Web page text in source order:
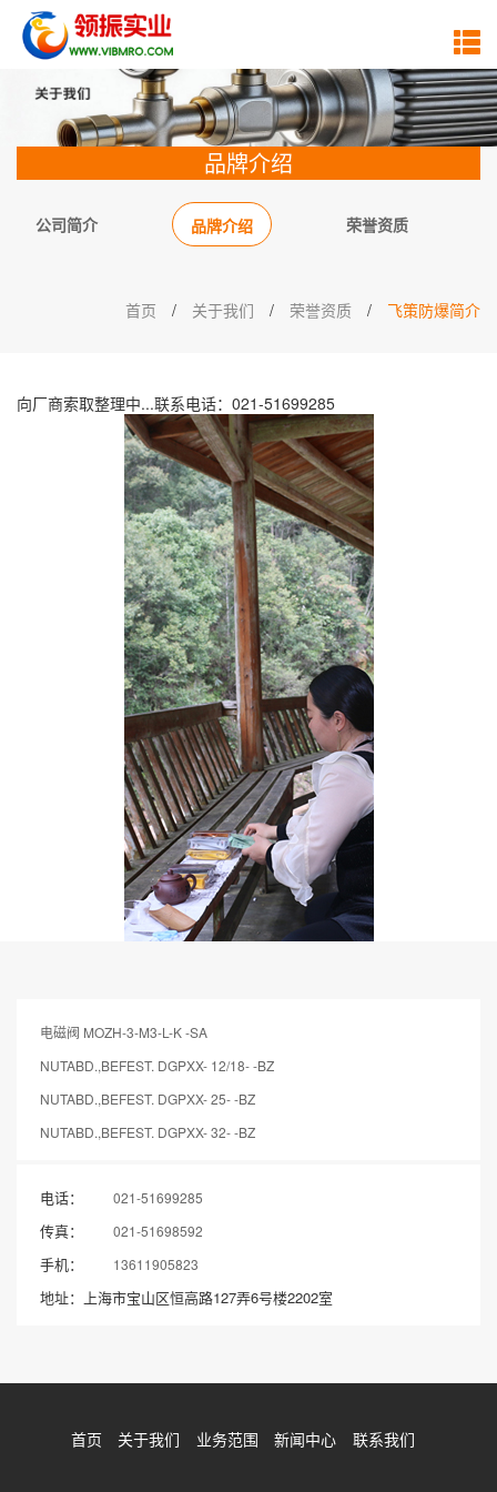
品牌介绍
公司简介 品牌介绍 荣誉资质
首页 / 关于我们 / 荣誉资质 / 飞策防爆简介
向厂商索取整理中...联系电话：021-51699285
电磁阀 MOZH-3-M3-L-K -SA
NUTABD.,BEFEST. DGPXX- 12/18- -BZ
NUTABD.,BEFEST. DGPXX- 25- -BZ
NUTABD.,BEFEST. DGPXX- 32- -BZ
电话： 021-51699285
传真： 021-51698592
手机： 13611905823
地址：上海市宝山区恒高路127弄6号楼2202室
首页 关于我们 业务范围 新闻中心 联系我们